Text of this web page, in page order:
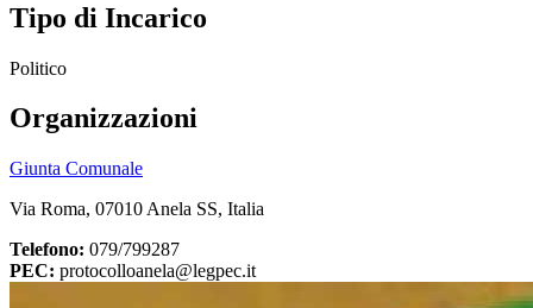
Tipo di Incarico
Politico
Organizzazioni
Giunta Comunale
Via Roma, 07010 Anela SS, Italia
Telefono: 079/799287
PEC: protocolloanela@legpec.it